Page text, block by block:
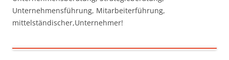
Unternehmensführung, Mitarbeiterführung,
mittelständischer,Unternehmer!